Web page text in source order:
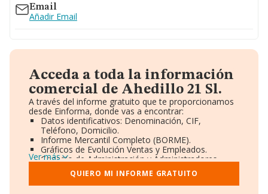
Email
Añadir Email
Acceda a toda la información
comercial de Ahedillo 21 Sl.
A través del informe gratuito que te proporcionamos
desde Einforma, donde vas a encontrar:
Datos identificativos: Denominación, CIF,
Teléfono, Domicilio.
Informe Mercantil Completo (BORME).
Gráficos de Evolución Ventas y Empleados.
Consejo de Administración y Administradores.
Directivos y Ejecutivos.
Accionistas.
Participaciones y Vinculaciones en otras empresas.
Ver más
QUIERO MI INFORME GRATUITO